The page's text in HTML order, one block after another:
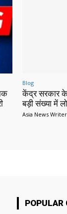
Blog
केंद्र सरकार के
बड़ी संख्या में
Asia News Writer
POPULAR